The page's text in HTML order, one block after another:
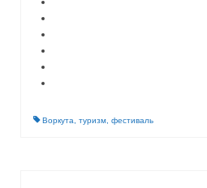
Воркута туризм фестиваль